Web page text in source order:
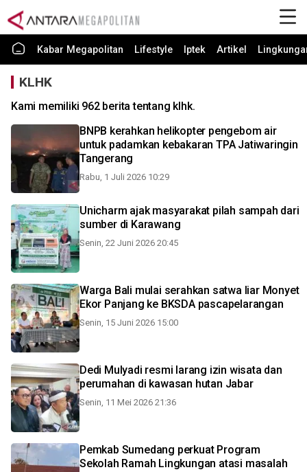
Kabar Megapolitan Lifestyle Iptek Artikel
KLHK
Kami memiliki 962 berita tentang klhk.
BNPB kerahkan helikopter pengebom air
untuk padamkan kebakaran TPA Jatiwaringin
Tangerang
Rabu, 1 Juli 2026 10:29
Unicharm ajak masyarakat pilah sampah dari
sumber di Karawang
Senin, 22 Juni 2026 20:45
Warga Bali mulai serahkan satwa liar Monyet
Ekor Panjang ke BKSDA pascapelarangan
Senin, 15 Juni 2026 15:00
Dedi Mulyadi resmi larang izin wisata dan
perumahan di kawasan hutan Jabar
Senin, 11 Mei 2026 21:36
Pemkab Sumedang perkuat Program
Sekolah Ramah Lingkungan atasi masalah